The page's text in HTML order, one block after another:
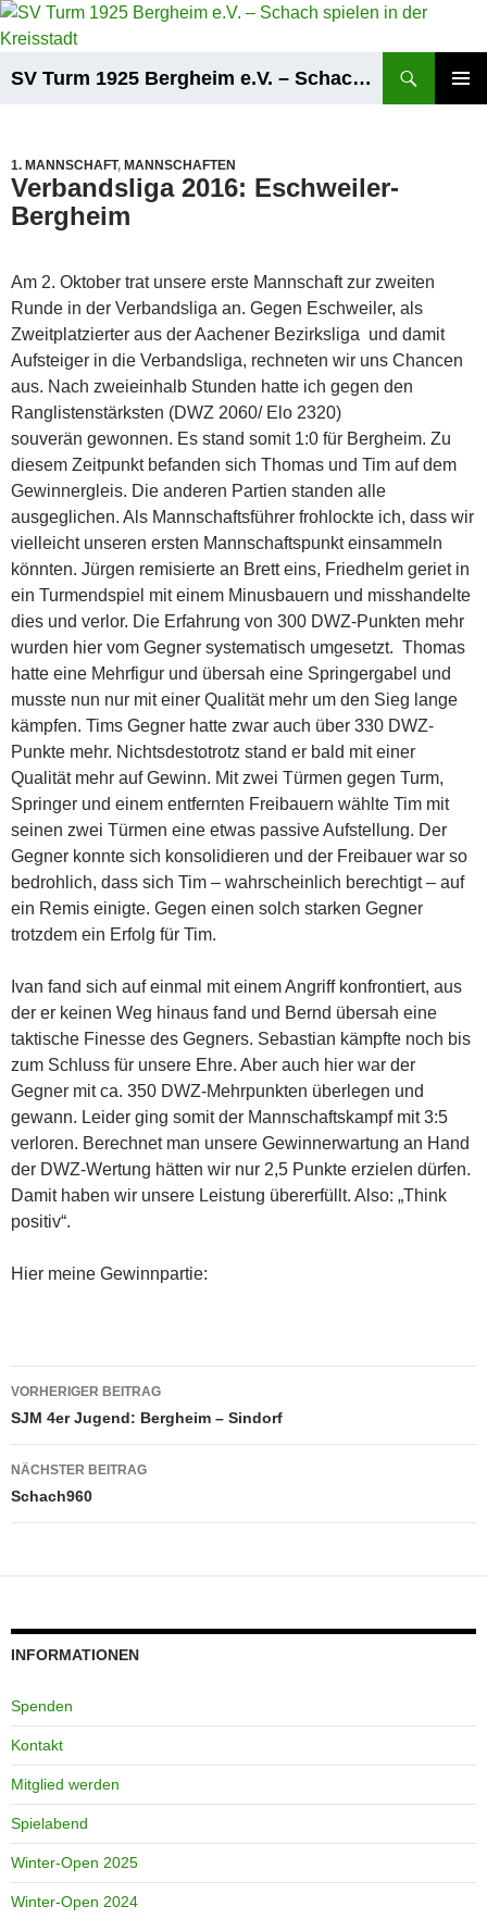
Zum
Inhalt
SV Turm 1925 Bergheim e.V. – Schach spielen in der Kreisstadt
1. MANNSCHAFT, MANNSCHAFTEN
Verbandsliga 2016: Eschweiler-
Bergheim
Am 2. Oktober trat unsere erste Mannschaft zur zweiten
Runde in der Verbandsliga an. Gegen Eschweiler, als
Zweitplatzierter aus der Aachener Bezirksliga und damit
Aufsteiger in die Verbandsliga, rechneten wir uns Chancen
aus. Nach zweieinhalb Stunden hatte ich gegen den
Ranglistenstärksten (DWZ 2060/ Elo 2320)
souverän gewonnen. Es stand somit 1:0 für Bergheim. Zu
diesem Zeitpunkt befanden sich Thomas und Tim auf dem
Gewinnergleis. Die anderen Partien standen alle
ausgeglichen. Als Mannschaftsführer frohlockte ich, dass wir
vielleicht unseren ersten Mannschaftspunkt einsammeln
könnten. Jürgen remisierte an Brett eins, Friedhelm geriet in
ein Turmendspiel mit einem Minusbauern und misshandelte
dies und verlor. Die Erfahrung von 300 DWZ-Punkten mehr
wurden hier vom Gegner systematisch umgesetzt. Thomas
hatte eine Mehrfigur und übersah eine Springergabel und
musste nun nur mit einer Qualität mehr um den Sieg lange
kämpfen. Tims Gegner hatte zwar auch über 330 DWZ-
Punkte mehr. Nichtsdestotrotz stand er bald mit einer
Qualität mehr auf Gewinn. Mit zwei Türmen gegen Turm,
Springer und einem entfernten Freibauern wählte Tim mit
seinen zwei Türmen eine etwas passive Aufstellung. Der
Gegner konnte sich konsolidieren und der Freibauer war so
bedrohlich, dass sich Tim – wahrscheinlich berechtigt – auf
ein Remis einigte. Gegen einen solch starken Gegner
trotzdem ein Erfolg für Tim.
Ivan fand sich auf einmal mit einem Angriff konfrontiert, aus
der er keinen Weg hinaus fand und Bernd übersah eine
taktische Finesse des Gegners. Sebastian kämpfte noch bis
zum Schluss für unsere Ehre. Aber auch hier war der
Gegner mit ca. 350 DWZ-Mehrpunkten überlegen und
gewann. Leider ging somit der Mannschaftskampf mit 3:5
verloren. Berechnet man unsere Gewinnerwartung an Hand
der DWZ-Wertung hätten wir nur 2,5 Punkte erzielen dürfen.
Damit haben wir unsere Leistung übererfüllt. Also: „Think
positiv“.
Hier meine Gewinnpartie:
Beitragsnavigation
VORHERIGER BEITRAG
SJM 4er Jugend: Bergheim – Sindorf
NÄCHSTER BEITRAG
Schach960
INFORMATIONEN
Spenden
Kontakt
Mitglied werden
Spielabend
Winter-Open 2025
Winter-Open 2024